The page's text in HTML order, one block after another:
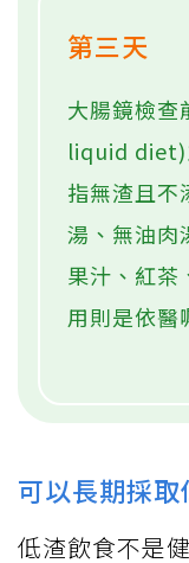
第三天
大腸鏡檢
liquid diet)
指無渣且不
湯、無油肉
果汁、紅茶
用則是依醫
可以長期採取
低渣飲食不是